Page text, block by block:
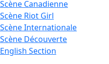
Scène Canadienne
Scène Riot Girl
ScèneInternationale
Scène Découverte
English Section